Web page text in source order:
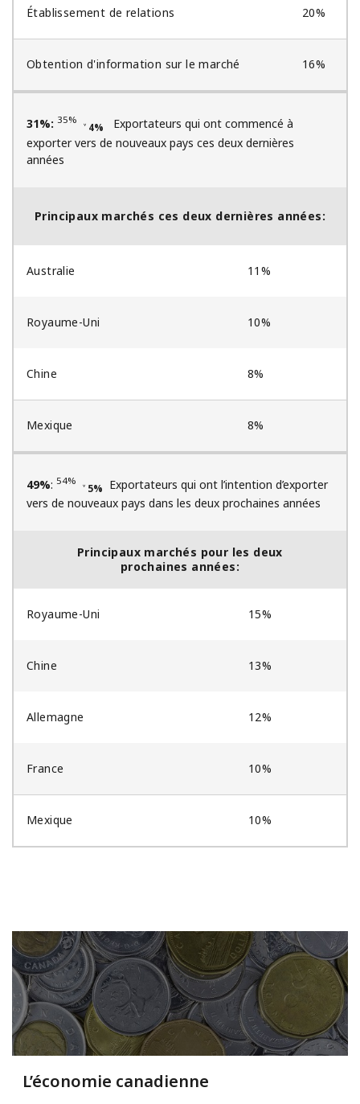
Établissement de relations 20%
Obtention d'information sur le marché 16%
31%: 35%
˅ 4%
Exportateurs qui ont commencé à
exporter vers de nouveaux pays ces deux dernières
années
Principaux marchés ces deux dernières années:
Australie 11%
Royaume-Uni 10%
Chine 8%
Mexique 8%
49%: 54%
˅ 5%
Exportateurs qui ont l’intention d’exporter
vers de nouveaux pays dans les deux prochaines années
Principaux marchés pour les deux
prochaines années:
Royaume-Uni 15%
Chine 13%
Allemagne 12%
France 10%
Mexique 10%
L’économie canadienne